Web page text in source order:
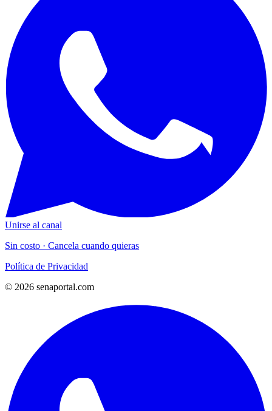
Unirse al canal
Sin costo · Cancela cuando quieras
Política de Privacidad
© 2026 senaportal.com